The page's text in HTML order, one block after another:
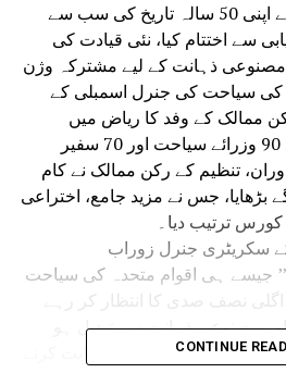
اقوام متحدہ کی سیاحت نے اپنی 50 سالہ تاریخ کی سب سے
سے اختتام کیا، نئی قیادت کی
مصنوعی ذہانت کے لیے مشترکہ وژن
کی سیاحت کی جنرل اسمبلی کے
اجلاس میں 148 رکن ممالک کے وفد کا ریاض میں
خیرمقدم کیا گیا جس میں 90 وزرائے سیاحت اور 70 سفیر
تنظیم کے رکن ممالک نے کام
بڑھایا، جس نے مزید جامع، اختراعی
کورس ترتیب دیا۔
سکریٹری جنرل زوراب
جیسے ہی اقوام متحدہ کی سیاحت
اگلی نصف صدی کا انتظار کر رہے
مصنوعی ذہانت سے تبدیل ہو
کرنے والوں کی حمایت کرنے
CONTINUE